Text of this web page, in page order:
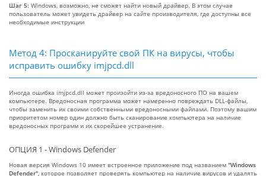
Шаг 5: Windows, возможно, не сможет найти новый драйвер. В этом случае
пользователь может увидеть драйвер на сайте производителя, где доступны все
необходимые инструкции
Метод 4: Просканируйте свой ПК на вирусы, чтобы
исправить ошибку imjpcd.dll
Иногда ошибка imjpcd.dll может произойти из-за вредоносного ПО на вашем
компьютере. Вредоносная программа может намеренно повреждать DLL-файлы,
чтобы заменить их своими собственными вредоносными файлами. Поэтому вашим
приоритетом номер один должно быть сканирование компьютера на наличие
вредоносных программ и их скорейшее устранение.
ОПЦИЯ 1 - Windows Defender
Новая версия Windows 10 имеет встроенное приложение под названием "Windows
Defender" , которое позволяет проверять компьютер на наличие вирусов и удалять